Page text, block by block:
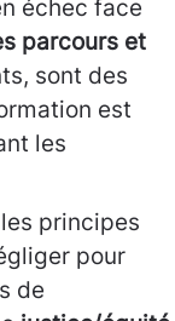
échec face
parcours et
sont des
est
les
principes
pour
de